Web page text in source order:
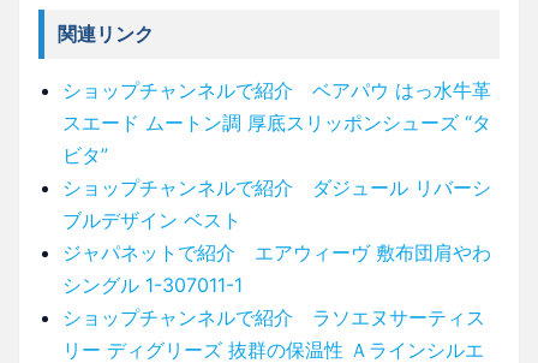
関連リンク
ショップチャンネルで紹介 ベアパウ はっ水牛革
スエード ムートン調 厚底スリッポンシューズ “タ
ビタ”
ショップチャンネルで紹介 ダジュール リバーシ
ブルデザイン ベスト
ジャパネットで紹介 エアウィーヴ 敷布団肩やわ
シングル 1-307011-1
ショップチャンネルで紹介 ラソエヌサーティス
リー ディグリーズ 抜群の保温性 Ａラインシルエ